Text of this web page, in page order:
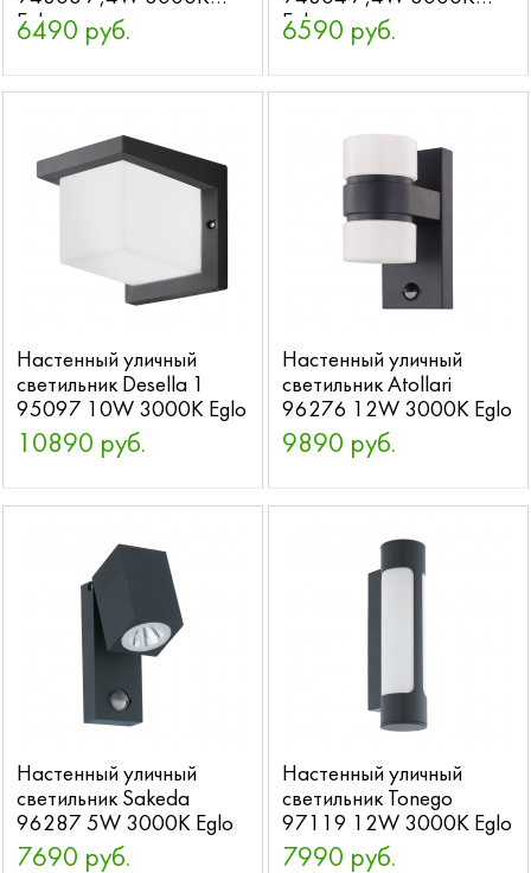
Eglo
6490 руб.
Eglo
6590 руб.
Настенный уличный
светильник Desella 1
95097 10W 3000K Eglo
10890 руб.
Настенный уличный
светильник Atollari
96276 12W 3000K Eglo
9890 руб.
Настенный уличный
светильник Sakeda
96287 5W 3000K Eglo
7690 руб.
Настенный уличный
светильник Tonego
97119 12W 3000K Eglo
7990 руб.